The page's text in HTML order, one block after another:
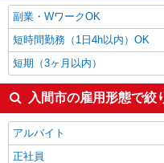
副業・WワークOK
短時間勤務（1日4h以内）OK
短期（3ヶ月以内）
入間市の雇用形態で絞
アルバイト
正社員